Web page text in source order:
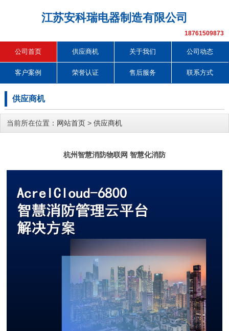
江苏安科瑞电器制造有限公司
18761509873
公司首页 供应商机 关于我们 公司动态
客户案例 荣誉认证 售后服务 联系方式
供应商机
当前所在位置： 网站首页 > 供应商机
杭州智慧消防物联网 智慧化消防